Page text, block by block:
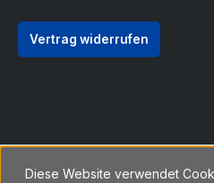
Vertrag widerrufen
Diese Website verwendet